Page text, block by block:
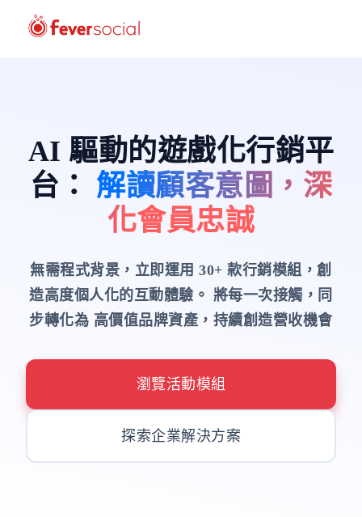
AI 驅動的遊戲化行銷平
台 ： 解讀顧客意圖，深
化會員忠誠
無需程式背景，立即運用 30+ 款行銷模組，創
造高度個人化的互動體驗。 將每一次接觸，同
步轉化為 高價值品牌資產，持續創造營收機會
瀏覽活動模組
探索企業解決方案